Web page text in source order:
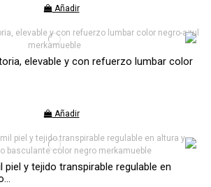
Añadir
elevable y con refuerzo lumbar color
Añadir
piel y tejido transpirable regulable en